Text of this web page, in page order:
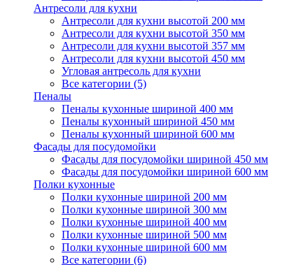
Антресоли для кухни
Антресоли для кухни высотой 200 мм
Антресоли для кухни высотой 350 мм
Антресоли для кухни высотой 357 мм
Антресоли для кухни высотой 450 мм
Угловая антресоль для кухни
Все категории (5)
Пеналы
Пеналы кухонные шириной 400 мм
Пеналы кухонный шириной 450 мм
Пеналы кухонный шириной 600 мм
Фасады для посудомойки
Фасады для посудомойки шириной 450 мм
Фасады для посудомойки шириной 600 мм
Полки кухонные
Полки кухонные шириной 200 мм
Полки кухонные шириной 300 мм
Полки кухонные шириной 400 мм
Полки кухонные шириной 500 мм
Полки кухонные шириной 600 мм
Все категории (6)